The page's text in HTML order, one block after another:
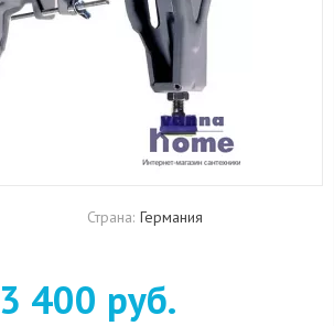
Страна: Германия
3 400 руб.